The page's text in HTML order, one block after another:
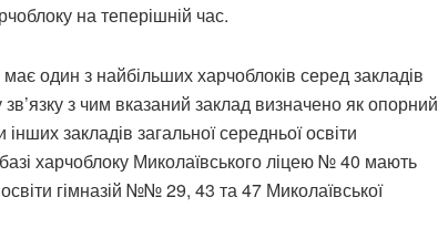
на теперішній час.
один з найбільших харчоблоків серед закладів
з чим вказаний заклад визначено як опорний
закладів загальної середньої освіти
харчоблоку Миколаївського ліцею № 40 мають
гімназій №№ 29, 43 та 47 Миколаївської